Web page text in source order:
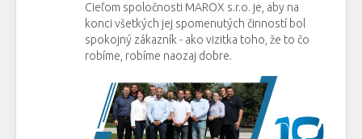
Cieľom spoločnosti MAROX s.r.o. je, aby na
konci všetkých jej spomenutých činností bol
spokojný zákazník - ako vizitka toho, že to čo
robíme, robíme naozaj dobre.